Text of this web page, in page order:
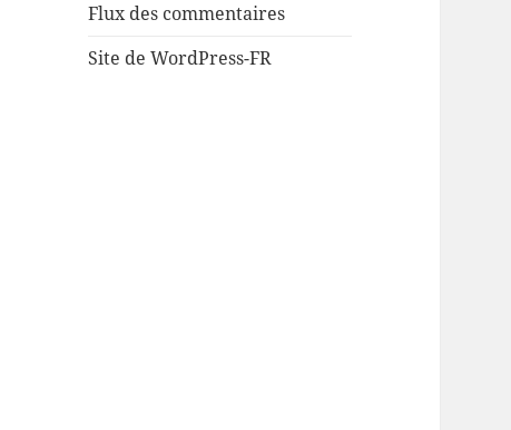
Flux des commentaires
Site de WordPress-FR